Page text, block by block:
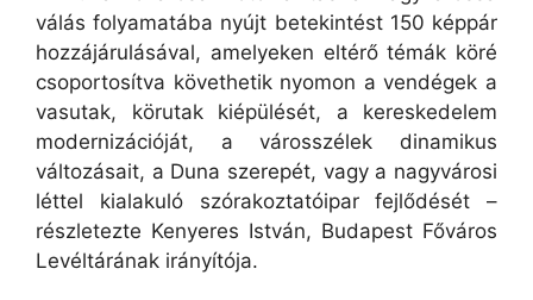
válás folyamatába nyújt betekintést 150 képpár
hozzájárulásával, amelyeken eltérő témák köré
csoportosítva követhetik nyomon a vendégek a
vasutak, körutak kiépülését, a kereskedelem
modernizációját, a városszélek dinamikus
változásait, a Duna szerepét, vagy a nagyvárosi
léttel kialakuló szórakoztatóipar fejlődését –
részletezte Kenyeres István, Budapest Főváros
Levéltárának irányítója.